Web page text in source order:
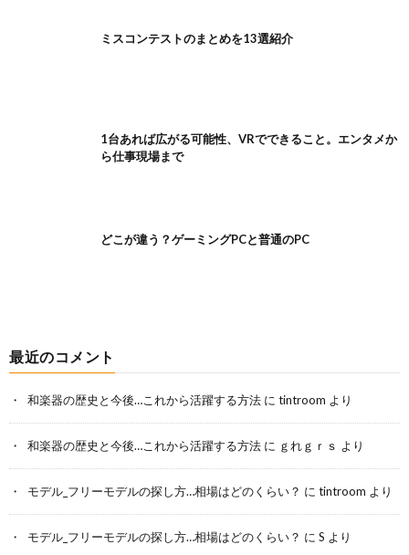
ミスコンテストのまとめを13選紹介
1台あれば広がる可能性、VRでできること。エンタメか
ら仕事現場まで
どこが違う？ゲーミングPCと普通のPC
最近のコメント
和楽器の歴史と今後…これから活躍する方法 に tintroom より
和楽器の歴史と今後…これから活躍する方法 に ｇれｇｒｓ より
モデル_フリーモデルの探し方…相場はどのくらい？ に tintroom より
モデル_フリーモデルの探し方…相場はどのくらい？ に S より